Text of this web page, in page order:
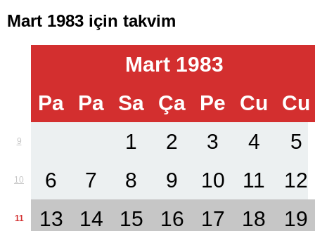
Mart 1983 için takvim
Mart 1983
Pa
Pa Sa Ça Pe Cu Cu
9 1 2 3 4 5
10 6 7 8 9 10 11 12
11 13 14 15 16 17 18 19